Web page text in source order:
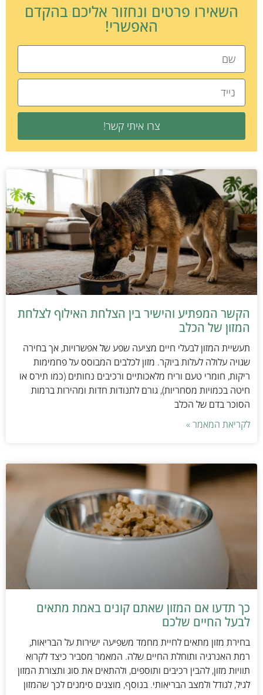
השאירו פרטים ונחזור אליכם בהקדם
האפשרי!
צרו איתי קשר!
הקשר המפתיע והישיר בין הצלחת האילוף לצלחת
המזון של הכלב
תעשיית המזון לבעלי חיים מציעה שפע של אפשרויות, אך בחירה
שגויה עלולה לעלות ביוקר. מזון לכלבים המבוסס על פחמימות
ריקות, חומרי טעם וריח מלאכותיים ורכיבים נחותים (כמו תירס או
חיטה בכמויות מסחריות), גורם לתנודות חדות ומהירות ברמות
הסוכר בדם של הכלב
לקריאת המאמר »
כך תדעו אם המזון שאתם קונים באמת מתאים
לבעל החיים שלכם
בחירת מזון מתאים לחיית מחמד משפיעה ישירות על הבריאות,
רמת האנרגיה ותוחלת החיים שלה. המאמר מסביר כיצד לקרוא
תוויות מזון, להבין רכיבים ותוספים, ולהתאים את סוג ותצורת המזון
לגיל, לגודל ולמצב הבריאותי. בנוסף, מוצגים סימנים לכך שהמזון